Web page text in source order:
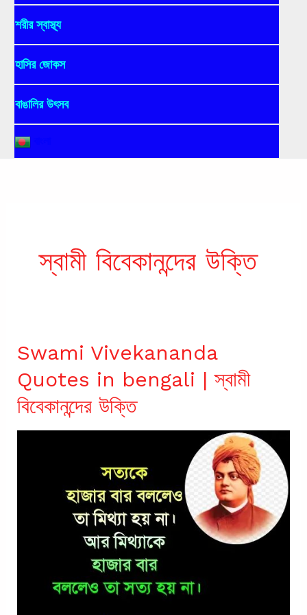
শরীর স্বাস্থ্য
হাসির জোকস
বাঙালির উৎসব
স্বামী বিবেকানন্দের উক্তি
Swami Vivekananda
Quotes in bengali | স্বামী
বিবেকানন্দের উক্তি